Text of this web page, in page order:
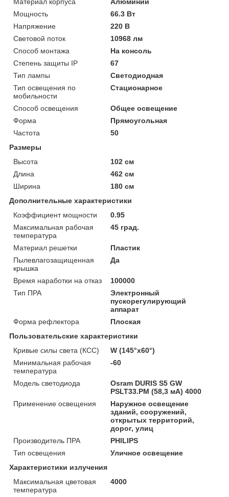
Мощность
66.3 Вт
Напряжение
220 В
Световой поток
10968 лм
Способ монтажа
На консоль
Степень защиты IP
67
Тип лампы
Светодиодная
Тип освещения по
мобильности
Стационарное
Способ освещения
Общее освещение
Форма
Прямоугольная
Частота
50
Размеры
Высота
102 см
Длина
462 см
Ширина
180 см
Дополнительные характеристики
Коэффициент мощности
0.95
Максимальная рабочая
температура
45 град.
Материал решетки
Пластик
Пылевлагозащищенная
крышка
Да
Время наработки на отказ
100000
Тип ПРА
Электронный
пускорегулирующий
аппарат
Форма рефлектора
Плоская
Пользовательские характеристики
Кривые силы света (КСС)
W (145°х60°)
Минимальная рабочая
температура
-60
Модель светодиода
Osram DURIS S5 GW
PSLT33.PM (58,3 мА) 4000
Применение освещения
Наружное освещение
зданий, сооружений,
открытых территорий,
дорог, улиц
Производитель ПРА
PHILIPS
Тип освещения
Уличное освещение
Характеристики излучения
Максимальная цветовая
температура
4000